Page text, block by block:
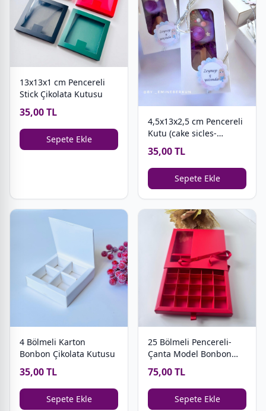
13x13x1 cm Pencereli
Stick Çikolata Kutusu
35,00 TL
Sepete Ekle
4,5x13x2,5 cm Pencereli
Kutu (cake sicles-
magnum cakes)
35,00 TL
Sepete Ekle
4 Bölmeli Karton
Bonbon Çikolata Kutusu
35,00 TL
Sepete Ekle
25 Bölmeli Pencereli-
Çanta Model Bonbon
Çikolata Kutusu
75,00 TL
Sepete Ekle